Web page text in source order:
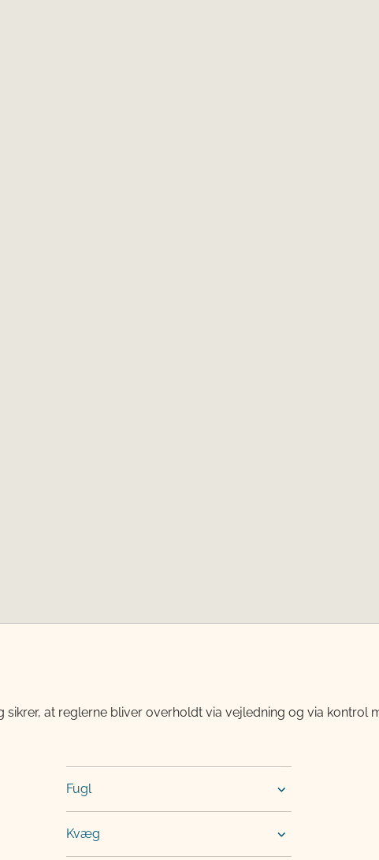
at reglerne bliver overholdt via vejledning og via kontrol
Fugl
Kvæg